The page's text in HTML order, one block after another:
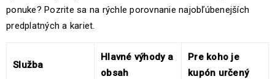
ponuke? Pozrite sa na rýchle porovnanie najobľúbenejších
predplatných a kariet.
Služba
Hlavné výhody a
obsah
Pre koho je
kupón určený